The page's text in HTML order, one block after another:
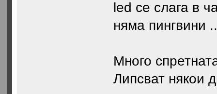
led се слага в
няма пингвини
Много
Липсват някои